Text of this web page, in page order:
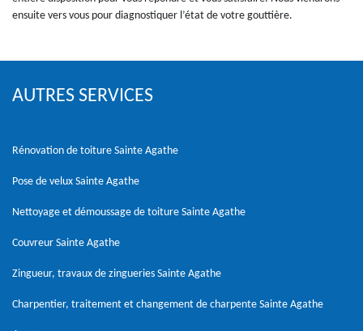
ensuite vers vous pour diagnostiquer l’état de votre gouttière.
AUTRES SERVICES
Rénovation de toiture Sainte Agathe
Pose de velux Sainte Agathe
Nettoyage et démoussage de toiture Sainte Agathe
Couvreur Sainte Agathe
Zingueur, travaux de zingueries Sainte Agathe
Charpentier, traitement et changement de charpente Sainte Agathe